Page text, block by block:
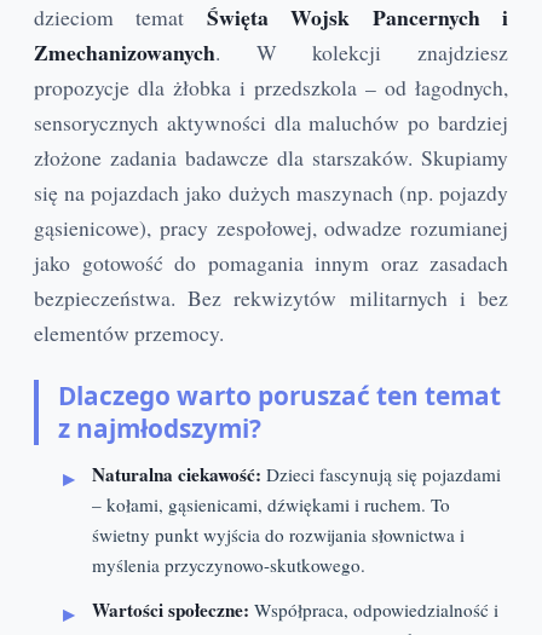
dzieciom temat Święta Wojsk Pancernych i
Zmechanizowanych. W kolekcji znajdziesz
propozycje dla żłobka i przedszkola – od łagodnych,
sensorycznych aktywności dla maluchów po bardziej
złożone zadania badawcze dla starszaków. Skupiamy
się na pojazdach jako dużych maszynach (np. pojazdy
gąsienicowe), pracy zespołowej, odwadze rozumianej
jako gotowość do pomagania innym oraz zasadach
bezpieczeństwa. Bez rekwizytów militarnych i bez
elementów przemocy.
Dlaczego warto poruszać ten temat
z najmłodszymi?
Naturalna ciekawość: Dzieci fascynują się pojazdami
– kołami, gąsienicami, dźwiękami i ruchem. To
świetny punkt wyjścia do rozwijania słownictwa i
myślenia przyczynowo-skutkowego.
Wartości społeczne: Współpraca, odpowiedzialność i